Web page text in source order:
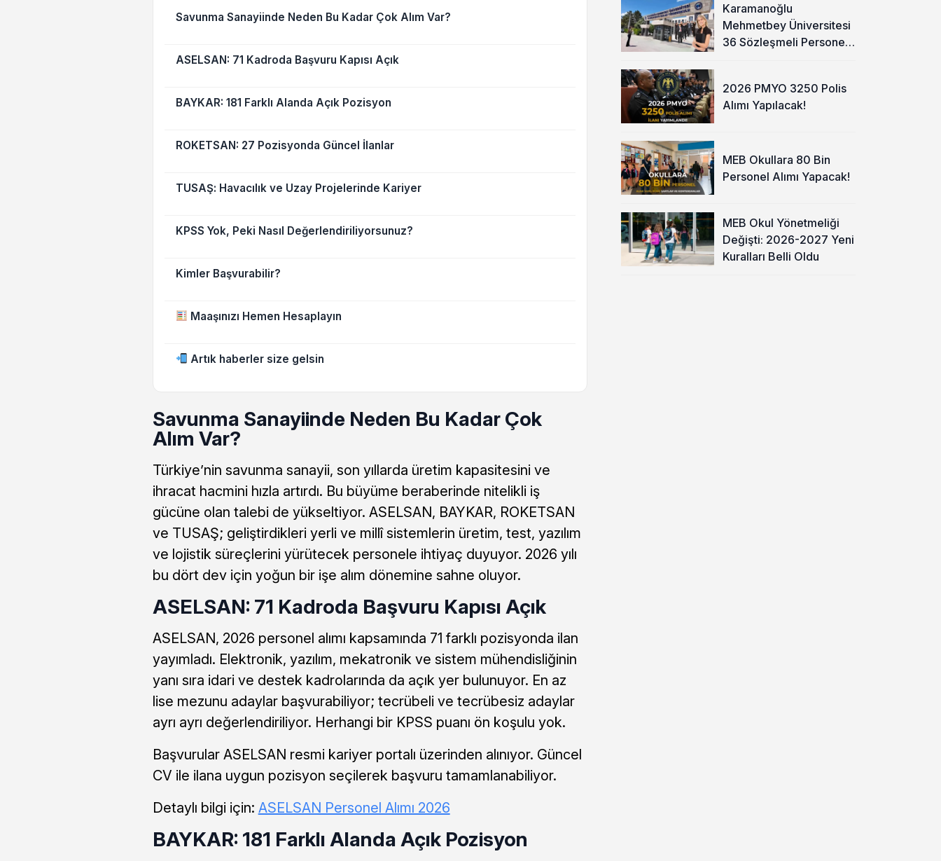
Savunma Sanayiinde Neden Bu Kadar Çok Alım Var?
ASELSAN: 71 Kadroda Başvuru Kapısı Açık
BAYKAR: 181 Farklı Alanda Açık Pozisyon
ROKETSAN: 27 Pozisyonda Güncel İlanlar
TUSAŞ: Havacılık ve Uzay Projelerinde Kariyer
KPSS Yok, Peki Nasıl Değerlendiriliyorsunuz?
Kimler Başvurabilir?
Maaşınızı Hemen Hesaplayın
Artık haberler size gelsin
Savunma Sanayiinde Neden Bu Kadar Çok
Alım Var?
Türkiye’nin savunma sanayii, son yıllarda üretim kapasitesini ve
ihracat hacmini hızla artırdı. Bu büyüme beraberinde nitelikli iş
gücüne olan talebi de yükseltiyor. ASELSAN, BAYKAR, ROKETSAN
ve TUSAŞ; geliştirdikleri yerli ve millî sistemlerin üretim, test, yazılım
ve lojistik süreçlerini yürütecek personele ihtiyaç duyuyor. 2026 yılı
bu dört dev için yoğun bir işe alım dönemine sahne oluyor.
ASELSAN: 71 Kadroda Başvuru Kapısı Açık
ASELSAN, 2026 personel alımı kapsamında 71 farklı pozisyonda ilan
yayımladı. Elektronik, yazılım, mekatronik ve sistem mühendisliğinin
yanı sıra idari ve destek kadrolarında da açık yer bulunuyor. En az
lise mezunu adaylar başvurabiliyor; tecrübeli ve tecrübesiz adaylar
ayrı ayrı değerlendiriliyor. Herhangi bir KPSS puanı ön koşulu yok.
Başvurular ASELSAN resmi kariyer portalı üzerinden alınıyor. Güncel
CV ile ilana uygun pozisyon seçilerek başvuru tamamlanabiliyor.
Detaylı bilgi için: ASELSAN Personel Alımı 2026
BAYKAR: 181 Farklı Alanda Açık Pozisyon
Karamanoğlu
Mehmetbey Üniversitesi
36 Sözleşmeli Personel
2026 PMYO 3250 Polis
Alımı Yapılacak!
MEB Okullara 80 Bin
Personel Alımı Yapacak!
MEB Okul Yönetmeliği
Değişti: 2026-2027 Yeni
Kuralları Belli Oldu